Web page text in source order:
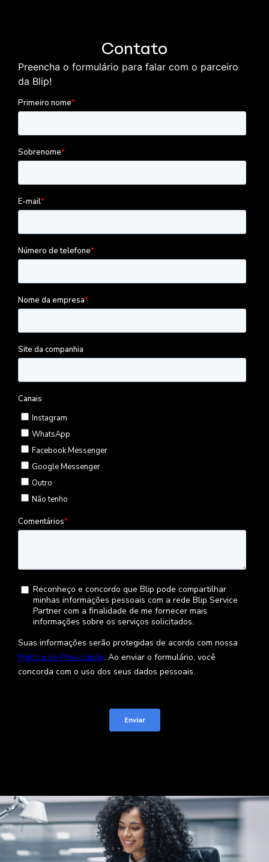
Contato
Preencha o formulário para falar com o parceiro
da Blip!